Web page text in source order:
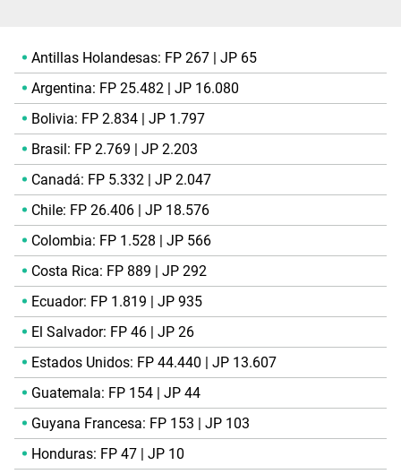
Antillas Holandesas: FP 267 | JP 65
Argentina: FP 25.482 | JP 16.080
Bolivia: FP 2.834 | JP 1.797
Brasil: FP 2.769 | JP 2.203
Canadá: FP 5.332 | JP 2.047
Chile: FP 26.406 | JP 18.576
Colombia: FP 1.528 | JP 566
Costa Rica: FP 889 | JP 292
Ecuador: FP 1.819 | JP 935
El Salvador: FP 46 | JP 26
Estados Unidos: FP 44.440 | JP 13.607
Guatemala: FP 154 | JP 44
Guyana Francesa: FP 153 | JP 103
Honduras: FP 47 | JP 10